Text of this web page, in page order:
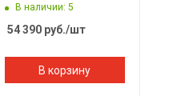
В наличии: 5
54 390руб./шт
В корзину